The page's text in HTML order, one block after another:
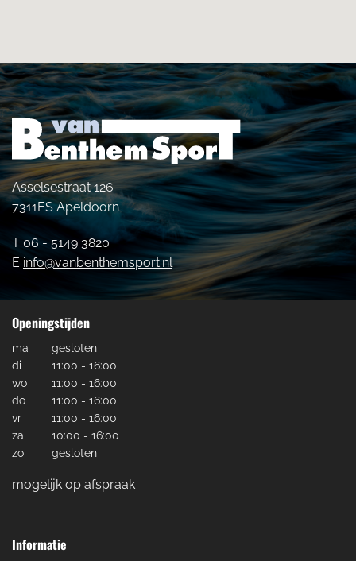
Asselsestraat 126
7311ES Apeldoorn
T 06 - 5149 3820
E info@vanbenthemsport.nl
Openingstijden
ma
gesloten
di
11:00 - 16:00
wo
11:00 - 16:00
do
11:00 - 16:00
vr
11:00 - 16:00
za
10:00 - 16:00
zo
gesloten
mogelijk op afspraak
Informatie